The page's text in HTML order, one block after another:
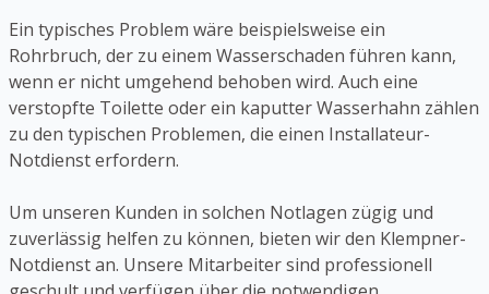
Ein typisches Problem wäre beispielsweise ein
Rohrbruch, der zu einem Wasserschaden führen kann,
wenn er nicht umgehend behoben wird. Auch eine
verstopfte Toilette oder ein kaputter Wasserhahn zählen
zu den typischen Problemen, die einen Installateur-
Notdienst erfordern.
Um unseren Kunden in solchen Notlagen zügig und
zuverlässig helfen zu können, bieten wir den Klempner-
Notdienst an. Unsere Mitarbeiter sind professionell